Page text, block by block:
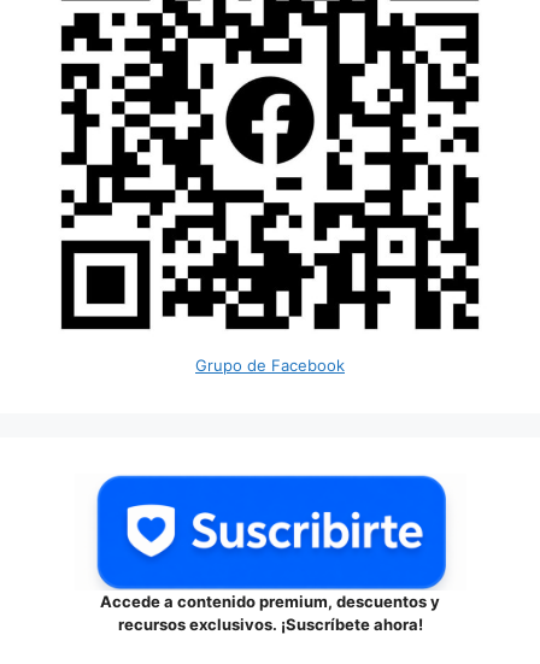
Grupo de Facebook
Accede a contenido premium, descuentos y
recursos exclusivos. ¡Suscríbete ahora!